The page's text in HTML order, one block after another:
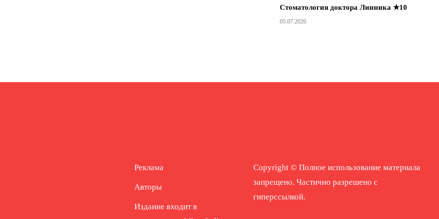
Стоматология доктора Линника ★10
05.07.2026
Реклама
Авторы
Издание входит в
Copyright © Полное использование материала
запрещено. Частично разрешено с
гиперссылкой.